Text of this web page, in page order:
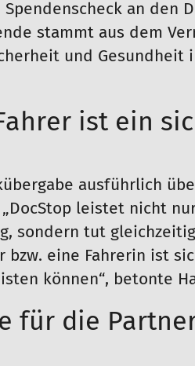
an den
stammt aus dem
und Gesundheit
ist ein
ausführlich
leistet nicht
sondern tut
eine Fahrerin ist
können“, betonte
für die